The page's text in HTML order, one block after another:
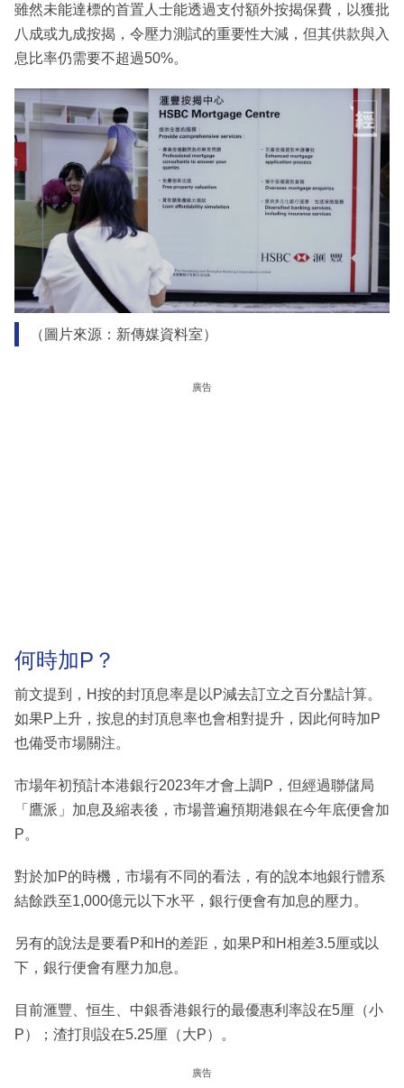
雖然未能達標的首置人士能透過支付額外按揭保費，以獲批
八成或九成按揭，令壓力測試的重要性大減，但其供款與入
息比率仍需要不超過50%。
（圖片來源：新傳媒資料室）
廣告
何時加P？
前文提到，H按的封頂息率是以P減去訂立之百分點計算。
如果P上升，按息的封頂息率也會相對提升，因此何時加P
也備受市場關注。
市場年初預計本港銀行2023年才會上調P，但經過聯儲局
「鷹派」加息及縮表後，市場普遍預期港銀在今年底便會加
P。
對於加P的時機，市場有不同的看法，有的說本地銀行體系
結餘跌至1,000億元以下水平，銀行便會有加息的壓力。
另有的說法是要看P和H的差距，如果P和H相差3.5厘或以
下，銀行便會有壓力加息。
目前滙豐、恒生、中銀香港銀行的最優惠利率設在5厘（小
P）；渣打則設在5.25厘（大P）。
廣告